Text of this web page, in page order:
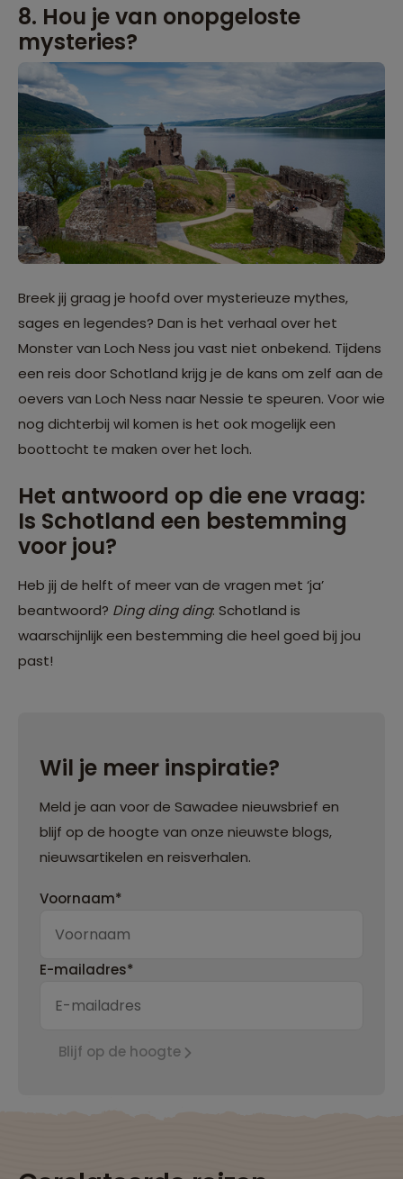
8. Hou je van onopgeloste
mysteries?
Breek jij graag je hoofd over mysterieuze mythes,
sages en legendes? Dan is het verhaal over het
Monster van Loch Ness jou vast niet onbekend. Tijdens
een reis door Schotland krijg je de kans om zelf aan de
oevers van Loch Ness naar Nessie te speuren. Voor wie
nog dichterbij wil komen is het ook mogelijk een
boottocht te maken over het loch.
Het antwoord op die ene vraag:
Is Schotland een bestemming
voor jou?
Heb jij de helft of meer van de vragen met ‘ja’
beantwoord? Ding ding ding: Schotland is
waarschijnlijk een bestemming die heel goed bij jou
past!
Wil je meer inspiratie?
Meld je aan voor de Sawadee nieuwsbrief en
blijf op de hoogte van onze nieuwste blogs,
nieuwsartikelen en reisverhalen.
Voornaam*
E-mailadres*
Blijf op de hoogte